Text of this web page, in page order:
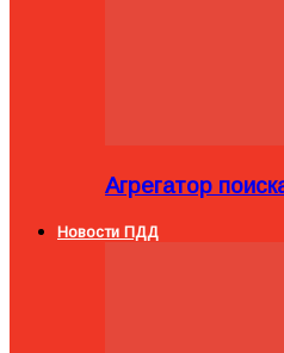
Агрегатор
Новости ПДД